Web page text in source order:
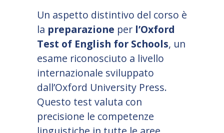
Un aspetto distintivo del corso è
la preparazione per l’Oxford
Test of English for Schools, un
esame riconosciuto a livello
internazionale sviluppato
dall’Oxford University Press.
Questo test valuta con
precisione le competenze